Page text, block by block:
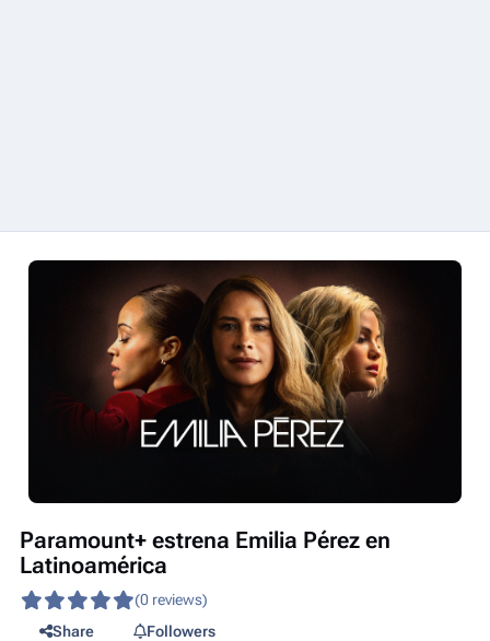
Paramount+ estrena Emilia Pérez en
Latinoamérica
(0 reviews)
Share
Followers